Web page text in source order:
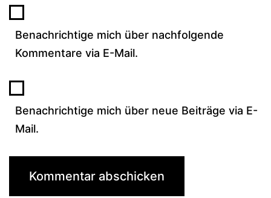
Benachrichtige mich über nachfolgende
Kommentare via E-Mail.
Benachrichtige mich über neue Beiträge via E-
Mail.